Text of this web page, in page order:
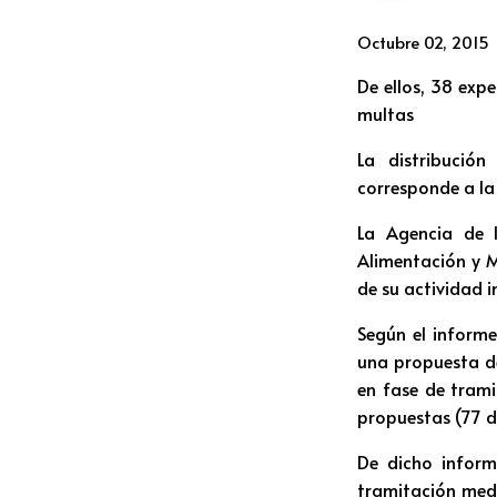
Octubre 02, 2015
De ellos, 38
multas
La
corresponde a
La Agencia de
Alimentación y
de su actividad
Según el
una propuesta
en fase de
propuestas (77
De dicho
tramitación